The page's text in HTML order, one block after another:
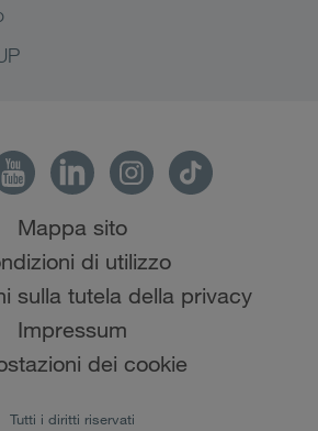
Mappa sito
di utilizzo
sulla tutela della privacy
Impressum
dei cookie
Tutti i diritti riservati